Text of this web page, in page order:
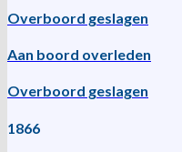
Overboord geslagen
Aan boord overleden
Overboord geslagen
1866